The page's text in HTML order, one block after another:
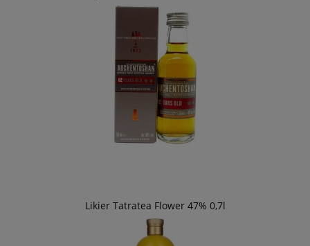
Likier Tatratea Flower 47% 0,7l